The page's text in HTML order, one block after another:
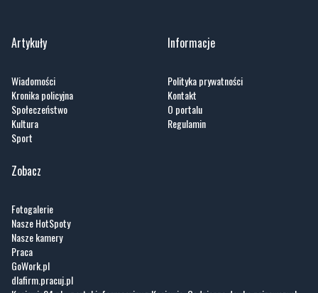
Kronika policyjna
Sport
Kontakt
Zobacz
Nasze HotSpoty
GoWork.pl
dlafirm.pracuj.pl
Kociewie24.pl - portal informacyjny z Kociewia. Codzienna dawka najnowszych
wiadomości z Twojej okolicy. Informacje społeczne, kulturalne, sportowe z
Gniewu, Tczewa, Pelplina, Starogardu Gdańskiego i pobliskich miejscowości.
Sprawdzone, lokalne info dla mieszkańców regionu Kociewia.